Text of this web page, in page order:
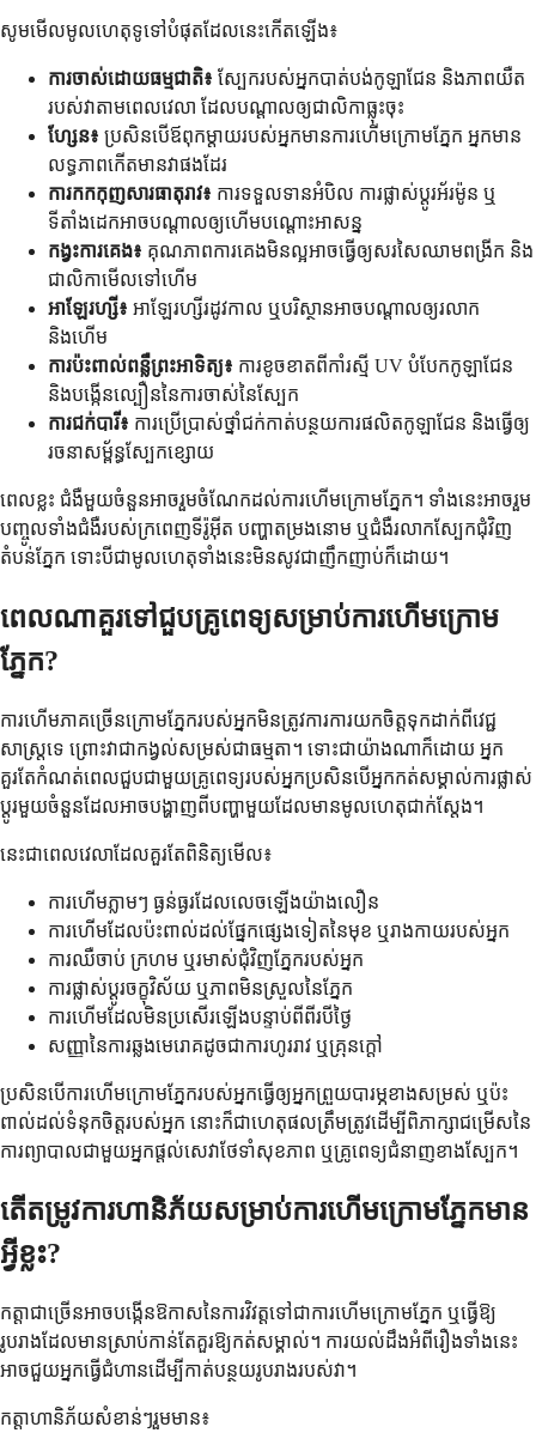
សូមមើលមូលហេតុទូទៅបំផុតដែលនេះកើតឡើង៖
ការចាស់ដោយធម្មជាតិ៖ ស្បែករបស់អ្នកបាត់បង់កូឡាជែន និងភាពយឺត
របស់វាតាមពេលវេលា ដែលបណ្តាលឲ្យជាលិកាធ្លុះចុះ
ហ្សែន៖ ប្រសិនបើឪពុកម្តាយរបស់អ្នកមានការហើមក្រោមភ្នែក អ្នកមាន
លទ្ធភាពកើតមានវាផងដែរ
ការកកកុញសារធាតុរាវ៖ ការទទួលទានអំបិល ការផ្លាស់ប្តូរអ័រម៉ូន ឬ
ទីតាំងដេកអាចបណ្តាលឲ្យហើមបណ្តោះអាសន្ន
កង្វះការគេង៖ គុណភាពការគេងមិនល្អអាចធ្វើឲ្យសរសៃឈាមពង្រីក និង
ជាលិកាមើលទៅហើម
អាឡែរហ្សី៖ អាឡែរហ្សីរដូវកាល ឬបរិស្ថានអាចបណ្តាលឲ្យរលាក
និងហើម
ការប៉ះពាល់ពន្លឺព្រះអាទិត្យ៖ ការខូចខាតពីកាំរស្មី UV បំបែកកូឡាជែន
និងបង្កើនល្បឿននៃការចាស់នៃស្បែក
ការជក់បារី៖ ការប្រើប្រាស់ថ្នាំជក់កាត់បន្ថយការផលិតកូឡាជែន និងធ្វើឲ្យ
រចនាសម្ព័ន្ធស្បែកខ្សោយ
ពេលខ្លះ ជំងឺមួយចំនួនអាចរួមចំណែកដល់ការហើមក្រោមភ្នែក។ ទាំងនេះអាចរួម
បញ្ចូលទាំងជំងឺរបស់ក្រពេញទីរ៉ូអ៊ីត បញ្ហាតម្រងនោម ឬជំងឺរលាកស្បែកជុំវិញ
តំបន់ភ្នែក ទោះបីជាមូលហេតុទាំងនេះមិនសូវជាញឹកញាប់ក៏ដោយ។
ពេលណាគួរទៅជួបគ្រូពេទ្យសម្រាប់ការហើមក្រោម
ភ្នែក?
ការហើមភាគច្រើនក្រោមភ្នែករបស់អ្នកមិនត្រូវការការយកចិត្តទុកដាក់ពីវេជ្ជ
សាស្រ្តទេ ព្រោះវាជាកង្វល់សម្រស់ជាធម្មតា។ ទោះជាយ៉ាងណាក៏ដោយ អ្នក
គួរតែកំណត់ពេលជួបជាមួយគ្រូពេទ្យរបស់អ្នកប្រសិនបើអ្នកកត់សម្គាល់ការផ្លាស់
ប្តូរមួយចំនួនដែលអាចបង្ហាញពីបញ្ហាមួយដែលមានមូលហេតុជាក់ស្តែង។
នេះជាពេលវេលាដែលគួរតែពិនិត្យមើល៖
ការហើមភ្លាមៗ ធ្ងន់ធ្ងរដែលលេចឡើងយ៉ាងលឿន
ការហើមដែលប៉ះពាល់ដល់ផ្នែកផ្សេងទៀតនៃមុខ ឬរាងកាយរបស់អ្នក
ការឈឺចាប់ ក្រហម ឬរមាស់ជុំវិញភ្នែករបស់អ្នក
ការផ្លាស់ប្តូរចក្ខុវិស័យ ឬភាពមិនស្រួលនៃភ្នែក
ការហើមដែលមិនប្រសើរឡើងបន្ទាប់ពីពីរបីថ្ងៃ
សញ្ញានៃការឆ្លងមេរោគដូចជាការហូររាវ ឬគ្រុនក្តៅ
ប្រសិនបើការហើមក្រោមភ្នែករបស់អ្នកធ្វើឲ្យអ្នកព្រួយបារម្ភខាងសម្រស់ ឬប៉ះ
ពាល់ដល់ទំនុកចិត្តរបស់អ្នក នោះក៏ជាហេតុផលត្រឹមត្រូវដើម្បីពិភាក្សាជម្រើសនៃ
ការព្យាបាលជាមួយអ្នកផ្តល់សេវាថែទាំសុខភាព ឬគ្រូពេទ្យជំនាញខាងស្បែក។
តើតម្រូវការហានិភ័យសម្រាប់ការហើមក្រោមភ្នែកមាន
អ្វីខ្លះ?
កត្តាជាច្រើនអាចបង្កើនឱកាសនៃការវិវត្តទៅជាការហើមក្រោមភ្នែក ឬធ្វើឱ្យ
រូបរាងដែលមានស្រាប់កាន់តែគួរឱ្យកត់សម្គាល់។ ការយល់ដឹងអំពីរឿងទាំងនេះ
អាចជួយអ្នកធ្វើជំហានដើម្បីកាត់បន្ថយរូបរាងរបស់វា។
កត្តាហានិភ័យសំខាន់ៗរួមមាន៖